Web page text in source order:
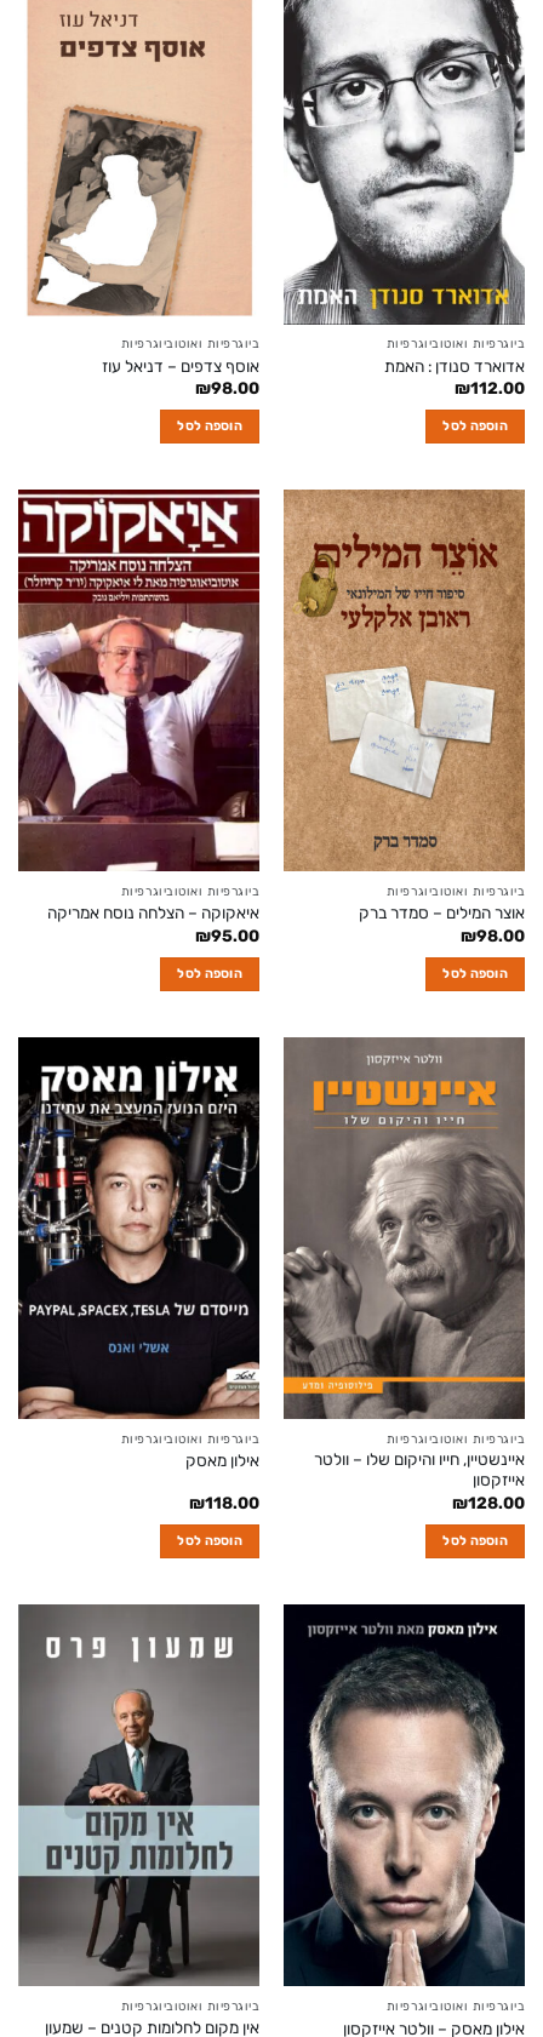
ביוגרפיות ואוטוביוגרפיות
אדוארד סנודן : האמת
₪112.00
הוספה לסל
ביוגרפיות ואוטוביוגרפיות
אוסף צדפים – דניאל עוז
₪98.00
הוספה לסל
ביוגרפיות ואוטוביוגרפיות
אוצר המילים – סמדר ברק
₪98.00
הוספה לסל
ביוגרפיות ואוטוביוגרפיות
איאקוקה – הצלחה נוסח אמריקה
₪95.00
הוספה לסל
ביוגרפיות ואוטוביוגרפיות
איינשטיין, חייו והיקום שלו – וולטר
אייזקסון
₪128.00
הוספה לסל
ביוגרפיות ואוטוביוגרפיות
אילון מאסק
₪118.00
הוספה לסל
ביוגרפיות ואוטוביוגרפיות
אילון מאסק – וולטר אייזקסון
ביוגרפיות ואוטוביוגרפיות
אין מקום לחלומות קטנים – שמעון